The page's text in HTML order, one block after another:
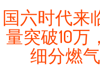
国六时代来
量突破10万
细分燃